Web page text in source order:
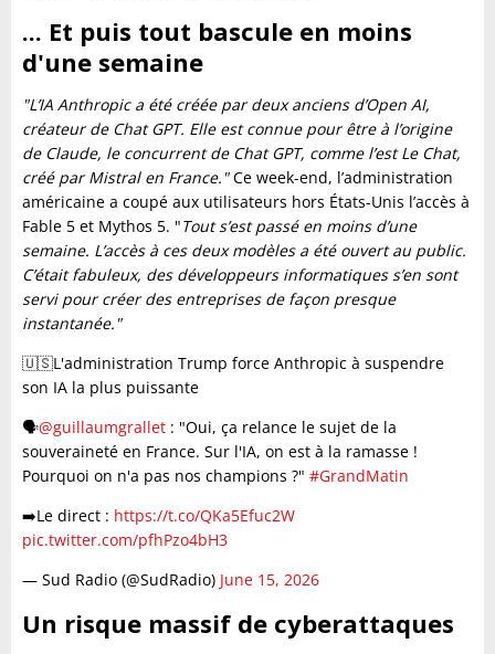
... Et puis tout bascule en moins
d'une semaine
"L’IA Anthropic a été créée par deux anciens d’Open AI,
créateur de Chat GPT. Elle est connue pour être à l’origine
de Claude, le concurrent de Chat GPT, comme l’est Le Chat,
créé par Mistral en France."Ce week-end, l’administration
américaine a coupé aux utilisateurs hors États-Unis l’accès à
Fable 5 et Mythos 5. "Tout s’est passé en moins d’une
semaine. L’accès à ces deux modèles a été ouvert au public.
C’était fabuleux, des développeurs informatiques s’en sont
servi pour créer des entreprises de façon presque
instantanée."
🇺🇸L'administration Trump force Anthropic à suspendre
son IA la plus puissante
🗣️@guillaumgrallet : "Oui, ça relance le sujet de la
souveraineté en France. Sur l'IA, on est à la ramasse !
Pourquoi on n'a pas nos champions ?" #GrandMatin
➡️Le direct : https://t.co/QKa5Efuc2W
pic.twitter.com/pfhPzo4bH3
— Sud Radio (@SudRadio) June 15, 2026
Un risque massif de cyberattaques